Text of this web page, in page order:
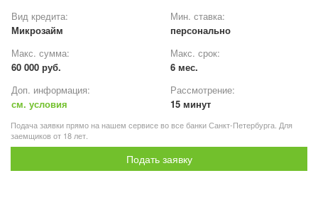
Вид кредита:
Микрозайм
Мин. ставка:
персонально
Макс. сумма:
60 000 руб.
Макс. срок:
6 мес.
Доп. информация:
см. условия
Рассмотрение:
15 минут
Подача заявки прямо на нашем сервисе во все банки Санкт-Петербурга. Для
заемщиков от 18 лет.
Подать заявку